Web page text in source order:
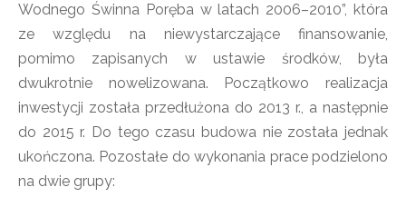
Wodnego Świnna Poręba w latach 2006–2010”, która
ze względu na niewystarczające finansowanie,
pomimo zapisanych w ustawie środków, była
dwukrotnie nowelizowana. Początkowo realizacja
inwestycji została przedłużona do 2013 r., a następnie
do 2015 r. Do tego czasu budowa nie została jednak
ukończona. Pozostałe do wykonania prace podzielono
na dwie grupy: